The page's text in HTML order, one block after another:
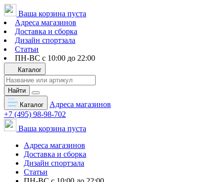
Ваша корзина пуста
Адреса магазинов
Доставка и сборка
Дизайн спортзала
Статьи
ПН-ВС с 10:00 до 22:00
Каталог
Найти
Каталог
Адреса магазинов
+7 (495) 98-98-702
Ваша корзина пуста
Адреса магазинов
Доставка и сборка
Дизайн спортзала
Статьи